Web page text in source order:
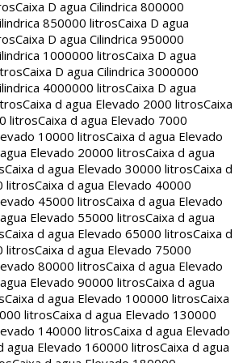
Caixa D agua Cilindrica 800000
850000 litrosCaixa D agua
Caixa D agua Cilindrica 950000
1000000 litrosCaixa D agua
Caixa D agua Cilindrica 3000000
4000000 litrosCaixa D agua
Caixa d agua Elevado 2000 litrosCaixa
litrosCaixa d agua Elevado 7000
10000 litrosCaixa d agua Elevado
Elevado 20000 litrosCaixa d agua
Caixa d agua Elevado 30000 litrosCaixa d
litrosCaixa d agua Elevado 40000
45000 litrosCaixa d agua Elevado
Elevado 55000 litrosCaixa d agua
Caixa d agua Elevado 65000 litrosCaixa d
litrosCaixa d agua Elevado 75000
80000 litrosCaixa d agua Elevado
Elevado 90000 litrosCaixa d agua
Caixa d agua Elevado 100000 litrosCaixa
litrosCaixa d agua Elevado 130000
140000 litrosCaixa d agua Elevado
agua Elevado 160000 litrosCaixa d agua